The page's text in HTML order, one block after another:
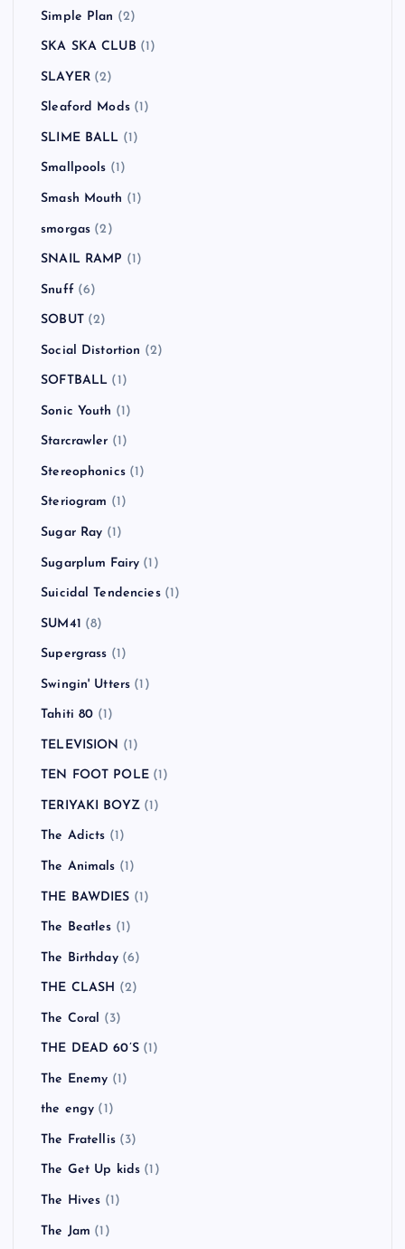
Simple Plan (2)
SKA SKA CLUB (1)
SLAYER(2)
Sleaford Mods(1)
SLIME BALL (1)
Smallpools (1)
Smash Mouth (1)
smorgas (2)
SNAIL RAMP (1)
Snuff (6)
SOBUT(2)
Social Distortion (2)
SOFTBALL (1)
Sonic Youth (1)
Starcrawler (1)
Stereophonics(1)
Steriogram (1)
Sugar Ray (1)
Sugarplum Fairy (1)
Suicidal Tendencies(1)
SUM41 (8)
Supergrass (1)
Swingin' Utters (1)
Tahiti 80 (1)
TELEVISION (1)
TEN FOOT POLE(1)
TERIYAKI BOYZ(1)
The Adicts (1)
The Animals (1)
THE BAWDIES (1)
The Beatles (1)
The Birthday(6)
THE CLASH (2)
The Coral (3)
THE DEAD 60’S(1)
The Enemy (1)
the engy (1)
The Fratellis(3)
The Get Up kids (1)
The Hives (1)
The Jam (1)